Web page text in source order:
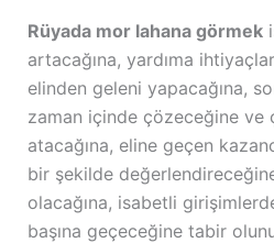
Rüyada mor lahana görmek
artacağına, yardıma
elinden geleni yapacağına,
zaman içinde çözeceğine ve
atacağına, eline geçen
bir şekilde
olacağına, isabetli
başına geçeceğine tabir